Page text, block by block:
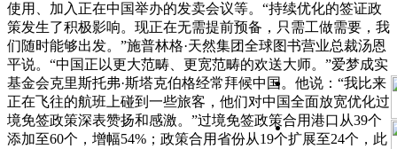
使用、加入正在中国举办的发卖会议等。“持续优化的签证政
策发生了积极影响。现正在无需提前预备，只需工做需要，我
们随时能够出发。”施普林格·天然集团全球图书营业总裁汤恩
平说。“中国正以更大范畴、更宽范畴的欢送大师。”爱梦成实
基金会克里斯托弗·斯塔克伯格经常拜候中国。他说：“我比来
正在飞往的航班上碰到一些旅客，他们对中国全面放宽优化过
境免签政策深表赞扬和感激。”过境免签政策合用港口从39个
添加至60个，增幅54%；政策合用省份从19个扩展至24个，此